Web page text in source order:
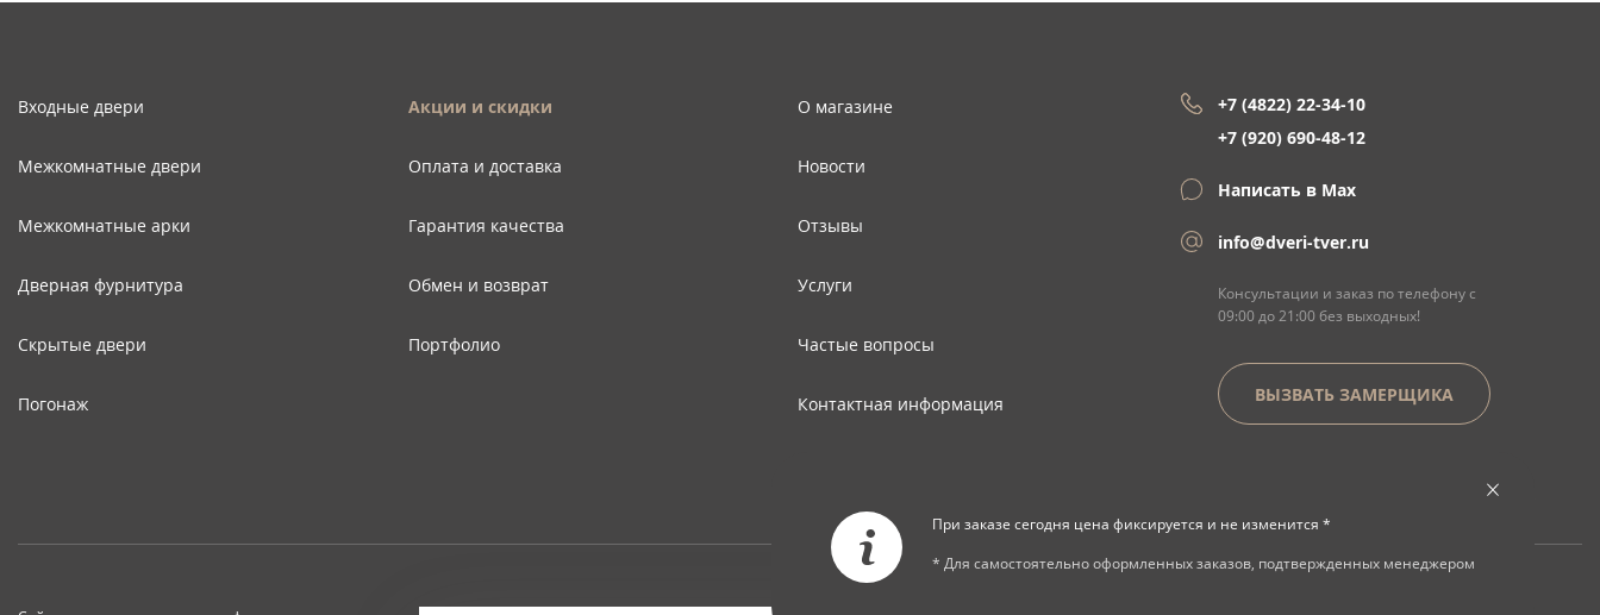
При заказе сегодня цена фиксируется и не изменится *
* Для самостоятельно оформленных заказов, подтвержденных менеджером
Входные двери
Межкомнатные двери
Межкомнатные арки
Дверная фурнитура
Скрытые двери
Погонаж
Акции и скидки
Оплата и доставка
Гарантия качества
Обмен и возврат
Портфолио
О магазине
Новости
Отзывы
Услуги
Частые вопросы
Контактная информация
+7 (4822) 22-34-10
+7 (920) 690-48-12
Написать в Max
info@dveri-tver.ru
Консультации и заказ по телефону с
09:00 до 21:00 без выходных!
ВЫЗВАТЬ ЗАМЕРЩИКА